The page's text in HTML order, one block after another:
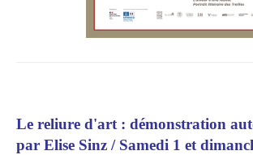
Le reliure d'art : démonstration
par Elise Sinz / Samedi 1 et